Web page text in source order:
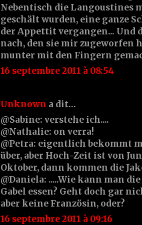
Nebentisch die Langoustines
geschält wurden, eine ganze
der Appettit vergangen... Und
nach, den sie mir zugeworfen
munter mit den Fingern
16 septembre 2011 à 08:54
Unknown a dit…
@Sabine: verstehe ich....
@Nathalie: on verra!
@Petra: eigentlich bekommt
über, aber Hoch-Zeit ist von
Oktober, dann kommen die
@Daniela: .....Wie kann man
Gabel essen? Geht doch gar
aber keine Französin, oder?
16 septembre 2011 à 09:16